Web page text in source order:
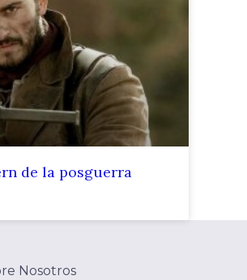
de la posguerra
Nosotros